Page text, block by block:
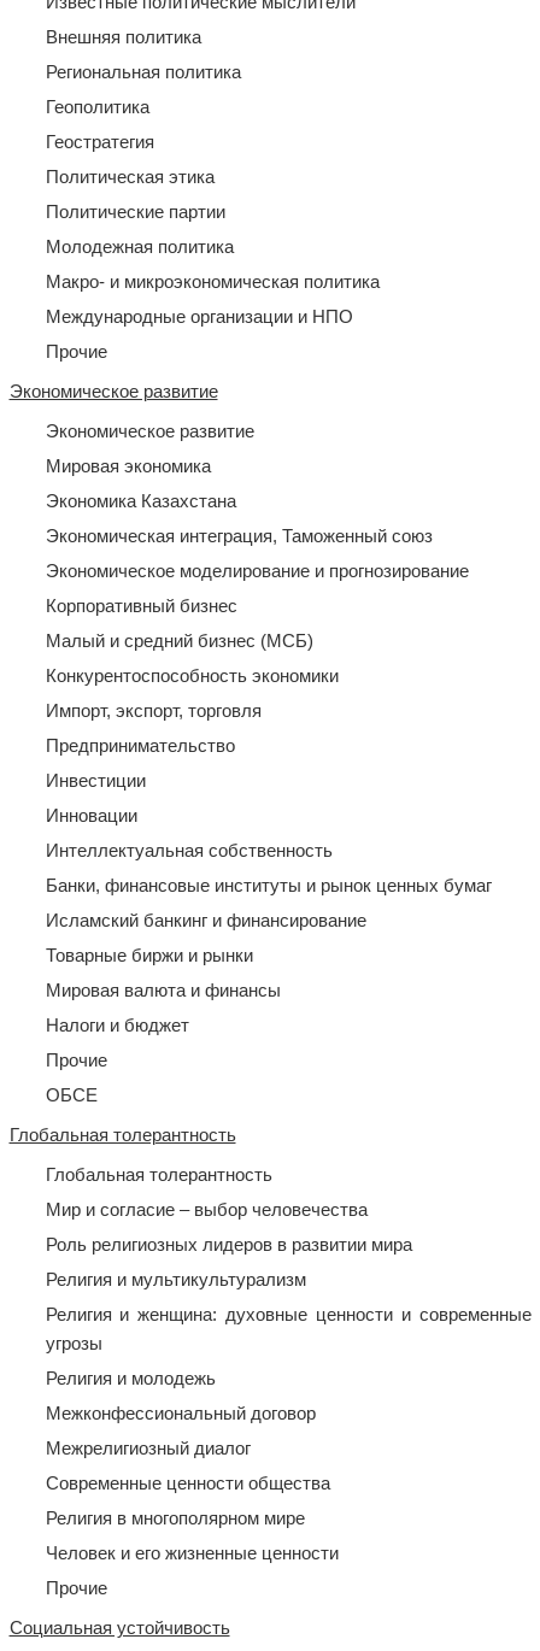
Внешняя политика
Региональная политика
Геополитика
Геостратегия
Политическая этика
Политические партии
Молодежная политика
Макро- и микроэкономическая политика
Международные организации и НПО
Прочие
Экономическое развитие
Экономическое развитие
Мировая экономика
Экономика Казахстана
Экономическая интеграция, Таможенный союз
Экономическое моделирование и прогнозирование
Корпоративный бизнес
Малый и средний бизнес (МСБ)
Конкурентоспособность экономики
Импорт, экспорт, торговля
Предпринимательство
Инвестиции
Инновации
Интеллектуальная собственность
Банки, финансовые институты и рынок ценных бумаг
Исламский банкинг и финансирование
Товарные биржи и рынки
Мировая валюта и финансы
Налоги и бюджет
Прочие
ОБСЕ
Глобальная толерантность
Глобальная толерантность
Мир и согласие – выбор человечества
Роль религиозных лидеров в развитии мира
Религия и мультикультурализм
Религия и женщина: духовные ценности и современные
угрозы
Религия и молодежь
Межконфессиональный договор
Межрелигиозный диалог
Современные ценности общества
Религия в многополярном мире
Человек и его жизненные ценности
Прочие
Социальная устойчивость